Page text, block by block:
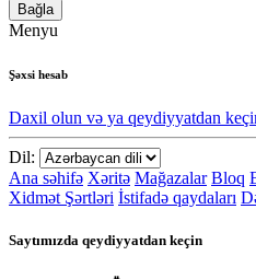
Bağla
Menyu
Şəxsi hesab
Daxil olun və ya qeydiyyatdan
Dil:
Ana səhifə Xəritə Mağazalar Bloq
Xidmət Şərtləri İstifadə qaydaları
Saytımızda qeydiyyatdan keçin